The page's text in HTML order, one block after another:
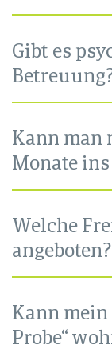
Gibt es
Kann man
Monate
Welche
angeboten?
Kann
Probe“